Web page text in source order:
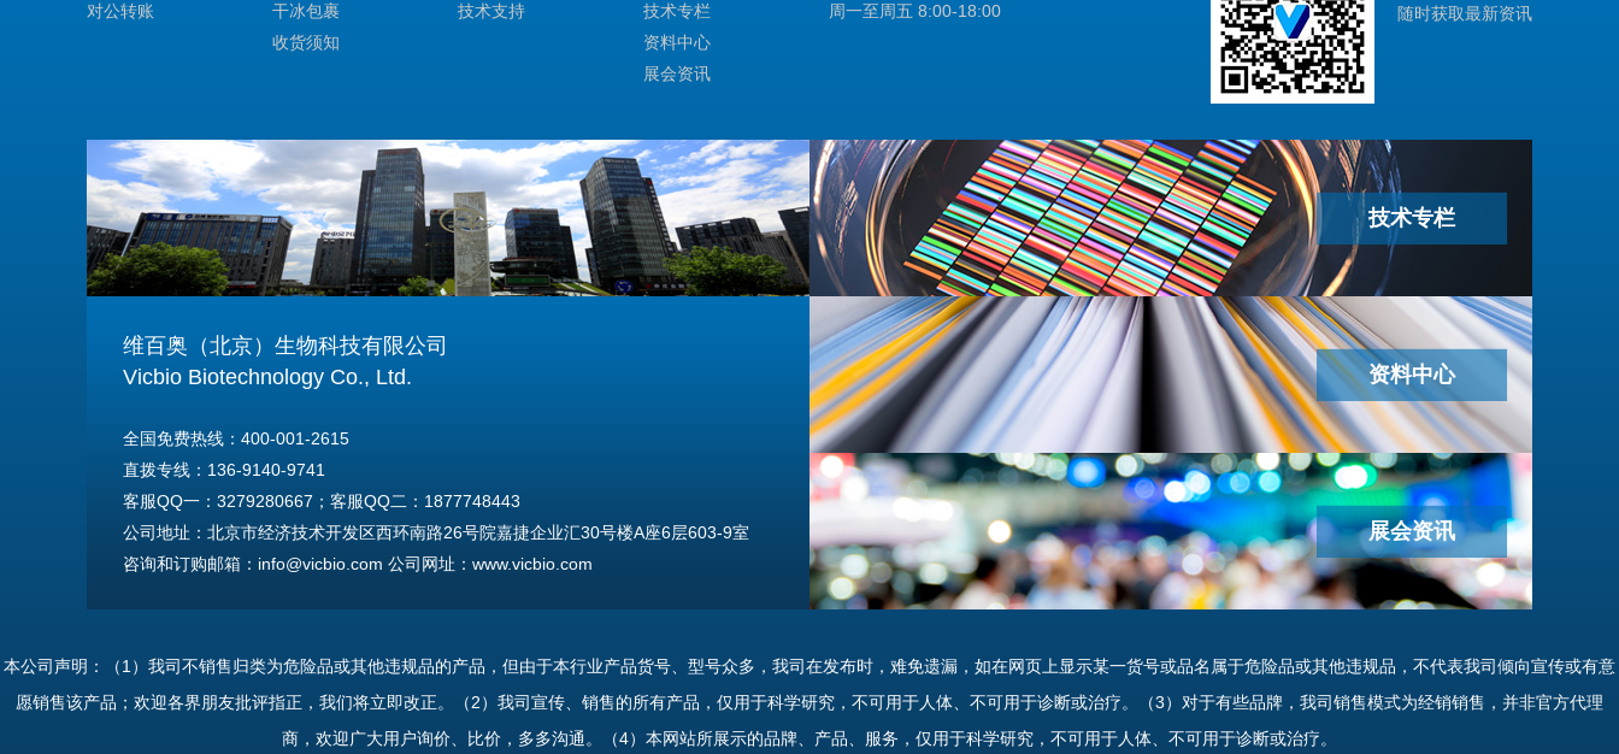
对公转账
干冰包裹
收货须知
技术支持
技术专栏
资料中心
展会资讯
周一至周五 8:00-18:00 随时获取最新资讯
维百奥（北京）生物科技有限公司
Vicbio Biotechnology Co., Ltd.
全国免费热线：400-001-2615
直拨专线：136-9140-9741
客服QQ一：3279280667；客服QQ二：1877748443
公司地址：北京市经济技术开发区西环南路26号院嘉捷企业汇30号楼A座6层603-9室
咨询和订购邮箱：info@vicbio.com 公司网址：www.vicbio.com
Tel: +86-13691409741
技术专栏
资料中心
展会资讯
本公司声明：（1）我司不销售归类为危险品或其他违规品的产品，但由于本行业产品货号、型号众多，我司在发布时，难免遗漏，如在网页上显示某一货号或品名属于危险品或其他违规品，不代表我司倾向宣传或有意
愿销售该产品；欢迎各界朋友批评指正，我们将立即改正。（2）我司宣传、销售的所有产品，仅用于科学研究，不可用于人体、不可用于诊断或治疗。（3）对于有些品牌，我司销售模式为经销销售，并非官方代理
商，欢迎广大用户询价、比价，多多沟通。（4）本网站所展示的品牌、产品、服务，仅用于科学研究，不可用于人体、不可用于诊断或治疗。